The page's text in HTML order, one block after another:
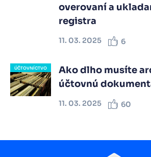
overovaní a
registra
11. 03. 2025 6
ÚČTOVNÍCTVO
Ako dlho musíte
účtovnú
11. 03. 2025 60